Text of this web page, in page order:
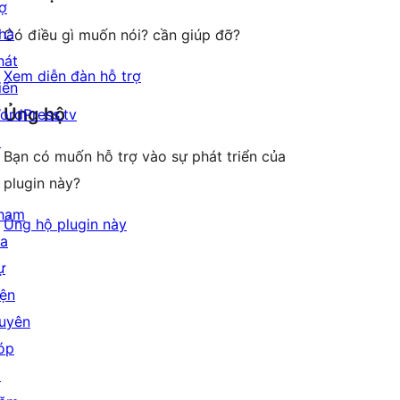
Có điều gì muốn nói? cần giúp đỡ?
Xem diễn đàn hỗ trợ
Ủng hộ
Bạn có muốn hỗ trợ vào sự phát triển của
plugin này?
Ủng hộ plugin này